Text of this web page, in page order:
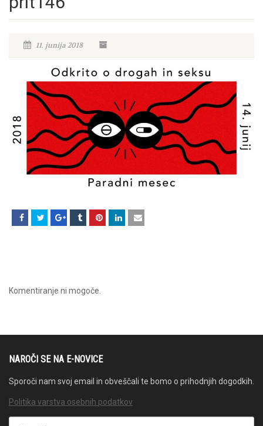
11. junija 2018
Komentiranje ni mogoče.
NAROČI SE NA E-NOVICE
Sporoči nam svoj email in obveščali te bomo o prihodnjih dogodkih.
Politika varstva osebnih podatkov